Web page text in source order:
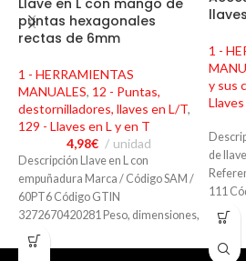
puntas hexagonales
rectas de 6mm
1 - HERRAMIENTAS
MANUALES, 12 - Puntas,
destornilladores, llaves en L/T,
129 - Llaves en L y en T
4,98€ unidad
Descripción Llave en L con
empuñadura Marca / Código SAM /
60PT6 Código GTIN
3272670420281 Peso, dimensiones,
materiales, color Peso:
1 -
y sus
de
111